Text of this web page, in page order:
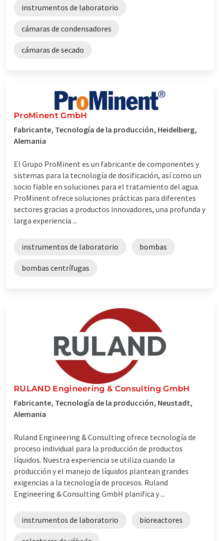
instrumentos de laboratorio
cámaras de condensadores
cámaras de secado
ProMinent GmbH
Fabricante, Tecnología de la producción, Heidelberg,
Alemania
El Grupo ProMinent es un fabricante de componentes y
sistemas para la tecnología de dosificación, así como un
socio fiable en soluciones para el tratamiento del agua.
ProMinent ofrece soluciones prácticas para diferentes
sectores gracias a productos innovadores, una profunda y
larga experiencia ...
instrumentos de laboratorio bombas
bombas centrífugas
RULAND Engineering & Consulting GmbH
Fabricante, Tecnología de la producción, Neustadt,
Alemania
Ruland Engineering & Consulting ofrece tecnología de
proceso individual para la producción de productos
líquidos. Nuestra experiencia se utiliza cuando la
producción y el manejo de líquidos plantean grandes
exigencias a la tecnología de procesos. Ruland
Engineering & Consulting GmbH planifica y ...
instrumentos de laboratorio bioreactores